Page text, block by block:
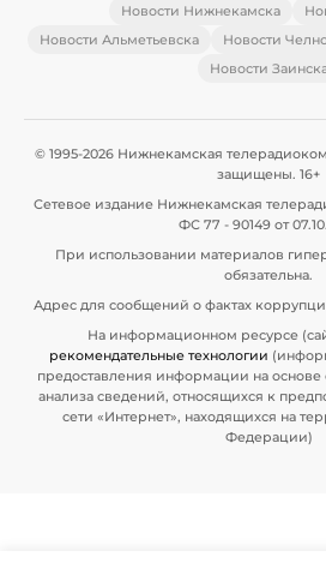
Новости Нижнекамска
Новости Альметьевска
Новости
Новости
© 1995-2026 Нижнекамская
защищены. 16+
Сетевое издание Нижнекамская
ФС 77 - 90149 от
При использовании материалов
обязательна.
Адрес для сообщений о фактах
На информационном ресурсе
рекомендательные технологии
предоставления информации на основе
анализа сведений, относящихся к
сети «Интернет», находящихся на
Федерации)